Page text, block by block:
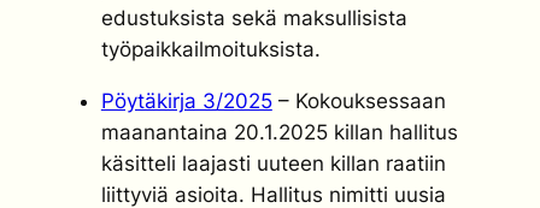
edustuksista sekä maksullisista
työpaikkailmoituksista.
Pöytäkirja 3/2025– Kokouksessaan
maanantaina 20.1.2025 killan hallitus
käsitteli laajasti uuteen killan raatiin
liittyviä asioita. Hallitus nimitti uusia